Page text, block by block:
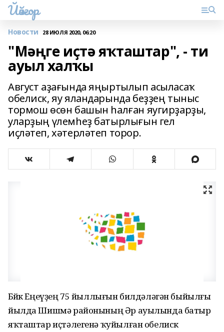
Йәйғор
Новости 28 ИЮЛЯ 2020, 06:20
"Мәңге иҫтә яҡташтар", - ти
ауыл халҡы
Август аҙағында яңыртылып асыласаҡ
обелиск, яу яландарында беҙҙең тыныс
тормош өсөн башын һалған яугирҙарҙы,
уларҙың үлемһеҙ батырлығын гел
иҫләтеп, хәтерләтеп торор.
Бөйөк Еңеүҙең 75 йыллығын билдәләгән быйылғы
йылда Шишмә районының Әр ауылында батыр
яҡташтар иҫтәлегенә ҡуйылған обелиск